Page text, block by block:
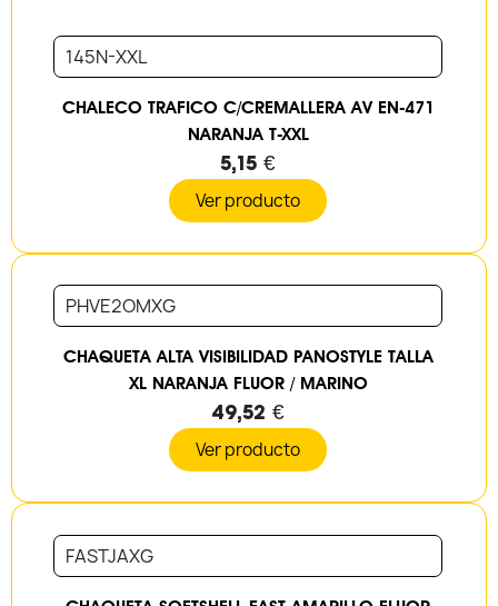
145N-XXL
CHALECO TRAFICO C/CREMALLERA AV EN-471
NARANJA T-XXL
5,15 €
Ver producto
PHVE2OMXG
CHAQUETA ALTA VISIBILIDAD PANOSTYLE TALLA
XL NARANJA FLUOR / MARINO
49,52 €
Ver producto
FASTJAXG